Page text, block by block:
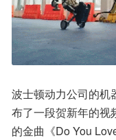
波士顿动力公司的机
布了一段贺新年的视
的金曲《Do You